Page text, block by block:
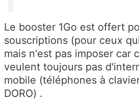
Le booster 1Go est offert
souscriptions (pour ceux
mais n'est pas imposer car
veulent toujours pas
mobile (téléphones à
DORO) .